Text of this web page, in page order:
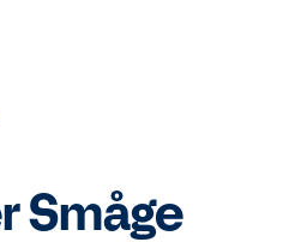
Småge